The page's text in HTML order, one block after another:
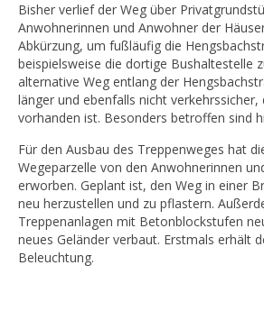
Bisher verlief der Weg über
Anwohnerinnen und Anwohner der
Abkürzung, um fußläufig die
beispielsweise die dortige Bushaltestelle
alternative Weg entlang der
länger und ebenfalls nicht
vorhanden ist. Besonders betroffen sind
Für den Ausbau des Treppenweges hat
Wegeparzelle von den Anwohnerinnen
erworben. Geplant ist, den Weg in einer
neu herzustellen und zu pflastern.
Treppenanlagen mit Betonblockstufen
neues Geländer verbaut. Erstmals erhält
Beleuchtung.